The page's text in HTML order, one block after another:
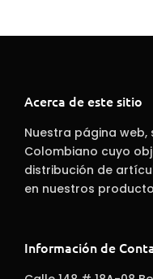
Acerca de este sitio
Nuestra página
Colombiano cuyo
distribución de
en nuestros
Información de